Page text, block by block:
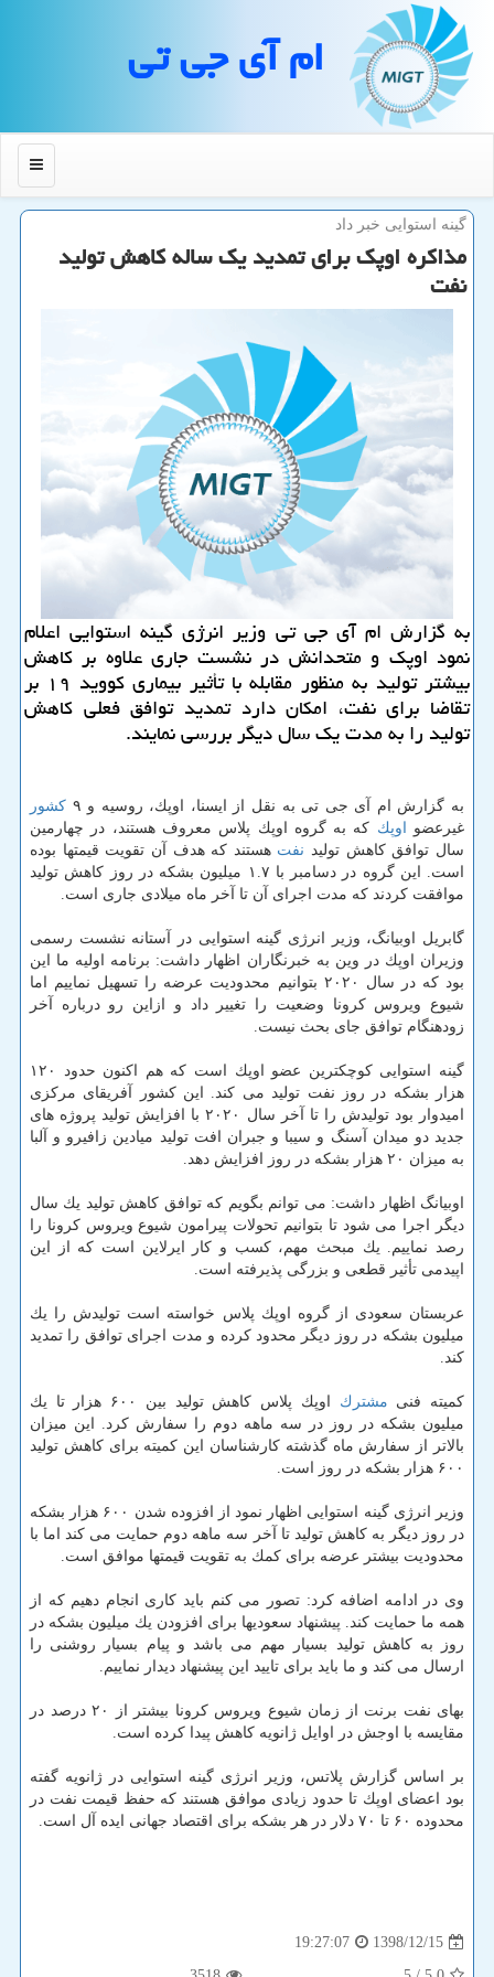
ام آی جی تی
منو
گینه استوایی خبر داد
مذاكره اوپك برای تمدید یك ساله كاهش تولید
نفت
به گزارش ام آی جی تی وزیر انرژی گینه استوایی اعلام
نمود اوپك و متحدانش در نشست جاری علاوه بر كاهش
بیشتر تولید به منظور مقابله با تأثیر بیماری كووید ۱۹ بر
تقاضا برای نفت، امكان دارد تمدید توافق فعلی كاهش
تولید را به مدت یك سال دیگر بررسی نمایند.
به گزارش ام آی جی تی به نقل از ایسنا، اوپك، روسیه و ۹
كشور
غیرعضو اوپك كه به گروه اوپك پلاس معروف هستند، در چهارمین
سال توافق كاهش تولید نفت هستند كه هدف آن تقویت قیمتها بوده
است. این گروه در دسامبر با ۱.۷ میلیون بشكه در روز كاهش تولید
موافقت كردند كه مدت اجرای آن تا آخر ماه میلادی جاری است.
گابریل اوبیانگ، وزیر انرژی گینه استوایی در آستانه نشست رسمی
وزیران اوپك در وین به خبرنگاران اظهار داشت: برنامه اولیه ما این
بود كه در سال ۲۰۲۰ بتوانیم محدودیت عرضه را تسهیل نماییم اما
شیوع ویروس كرونا وضعیت را تغییر داد و ازاین رو درباره آخر
زودهنگام توافق جای بحث نیست.
گینه استوایی كوچكترین عضو اوپك است كه هم اكنون حدود ۱۲۰
هزار بشكه در روز نفت تولید می كند. این كشور آفریقای مركزی
امیدوار بود تولیدش را تا آخر سال ۲۰۲۰ با افزایش تولید پروژه های
جدید دو میدان آسنگ و سیبا و جبران افت تولید میادین زافیرو و آلبا
به میزان ۲۰ هزار بشكه در روز افزایش دهد.
اوبیانگ اظهار داشت: می توانم بگویم كه توافق كاهش تولید یك سال
دیگر اجرا می شود تا بتوانیم تحولات پیرامون شیوع ویروس كرونا را
رصد نماییم. یك مبحث مهم، كسب و كار ایرلاین است كه از این
اپیدمی تأثیر قطعی و بزرگی پذیرفته است.
عربستان سعودی از گروه اوپك پلاس خواسته است تولیدش را یك
میلیون بشكه در روز دیگر محدود كرده و مدت اجرای توافق را تمدید
كند.
كمیته فنی مشترك
اوپك پلاس كاهش تولید بین ۶۰۰ هزار تا یك
میلیون بشكه در روز در سه ماهه دوم را سفارش كرد. این میزان
بالاتر از سفارش ماه گذشته كارشناسان این كمیته برای كاهش تولید
۶۰۰ هزار بشكه در روز است.
وزیر انرژی گینه استوایی اظهار نمود از افزوده شدن ۶۰۰ هزار بشكه
در روز دیگر به كاهش تولید تا آخر سه ماهه دوم حمایت می كند اما با
محدودیت بیشتر عرضه برای كمك به تقویت قیمتها موافق است.
وی در ادامه اضافه كرد: تصور می كنم باید كاری انجام دهیم كه از
همه ما حمایت كند. پیشنهاد سعودیها برای افزودن یك میلیون بشكه در
روز به كاهش تولید بسیار مهم می باشد و پیام بسیار روشنی را
ارسال می كند و ما باید برای تایید این پیشنهاد دیدار نماییم.
بهای نفت برنت از زمان شیوع ویروس كرونا بیشتر از ۲۰ درصد در
مقایسه با اوجش در اوایل ژانویه كاهش پیدا كرده است.
بر اساس گزارش پلاتس، وزیر انرژی گینه استوایی در ژانویه گفته
بود اعضای اوپك تا حدود زیادی موافق هستند كه حفظ قیمت نفت در
محدوده ۶۰ تا ۷۰ دلار در هر بشكه برای اقتصاد جهانی ایده آل است.
1398/12/15
19:27:07